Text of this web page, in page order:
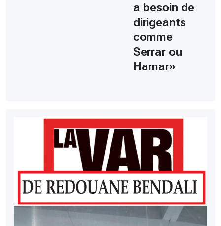
a besoin de
dirigeants
comme
Serrar ou
Hamar»